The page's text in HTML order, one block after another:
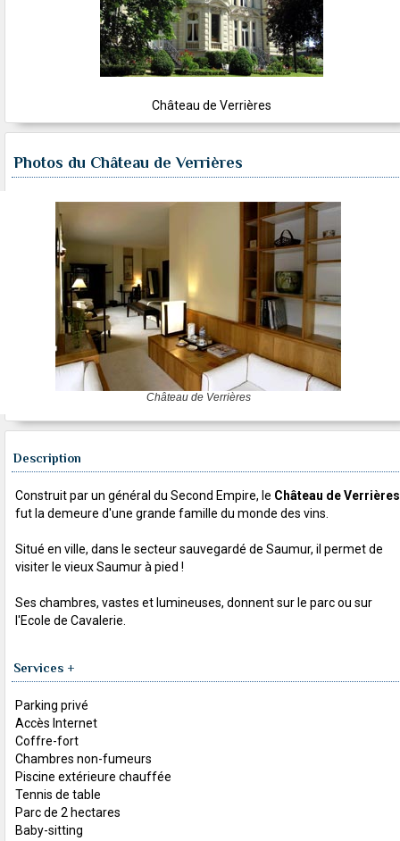
Château de Verrières
Photos du Château de Verrières
Château de Verrières
Description
Construit par un général du Second Empire, le Château de Verrières
fut la demeure d'une grande famille du monde des vins.
Situé en ville, dans le secteur sauvegardé de Saumur, il permet de
visiter le vieux Saumur à pied !
Ses chambres, vastes et lumineuses, donnent sur le parc ou sur
l'Ecole de Cavalerie.
Services +
Parking privé
Accès Internet
Coffre-fort
Chambres non-fumeurs
Piscine extérieure chauffée
Tennis de table
Parc de 2 hectares
Baby-sitting